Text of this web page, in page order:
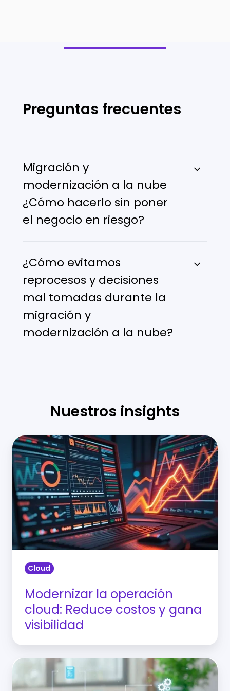
Preguntas frecuentes
Migración y
modernización a la nube
¿Cómo hacerlo sin poner
el negocio en riesgo?
¿Cómo evitamos
reprocesos y decisiones
mal tomadas durante la
migración y
modernización a la nube?
Nuestros insights
Modernizar
la
operación
cloud:
Reduce
costos
y
gana
Cloud
Modernizar la operación
cloud: Reduce costos y gana
visibilidad
Metodología
de